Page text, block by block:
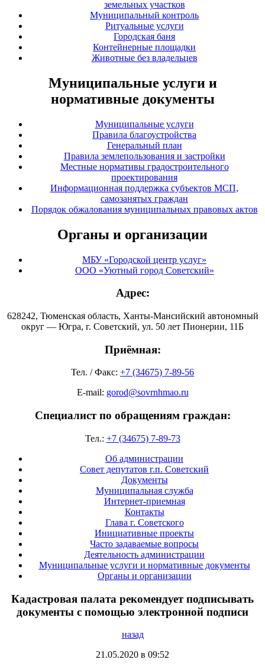
земельных участков
Муниципальный контроль
Ритуальные услуги
Городская баня
Контейнерные площадки
Животные без владельцев
Муниципальные услуги и
нормативные документы
Муниципальные услуги
Правила благоустройства
Генеральный план
Правила землепользования и застройки
Местные нормативы градостроительного
проектирования
Информационная поддержка субъектов МСП,
самозанятых граждан
Порядок обжалования муниципальных правовых актов
Органы и организации
МБУ «Городской центр услуг»
ООО «Уютный город Советский»
Адрес:
628242, Тюменская область, Ханты-Мансийский автономный
округ — Югра, г. Советский, ул. 50 лет Пионерии, 11Б
Приёмная:
Тел. / Факс: +7 (34675) 7-89-56
E-mail: gorod@sovrnhmao.ru
Специалист по обращениям граждан:
Тел.: +7 (34675) 7-89-73
Об администрации
Совет депутатов г.п. Советский
Документы
Муниципальная служба
Интернет-приемная
Контакты
Глава г. Советского
Инициативные проекты
Часто задаваемые вопросы
Деятельность администрации
Муниципальные услуги и нормативные документы
Органы и организации
Кадастровая палата рекомендует подписывать
документы с помощью электронной подписи
назад
21.05.2020 в 09:52